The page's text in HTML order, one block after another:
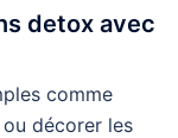
detox avec
comme
décorer les